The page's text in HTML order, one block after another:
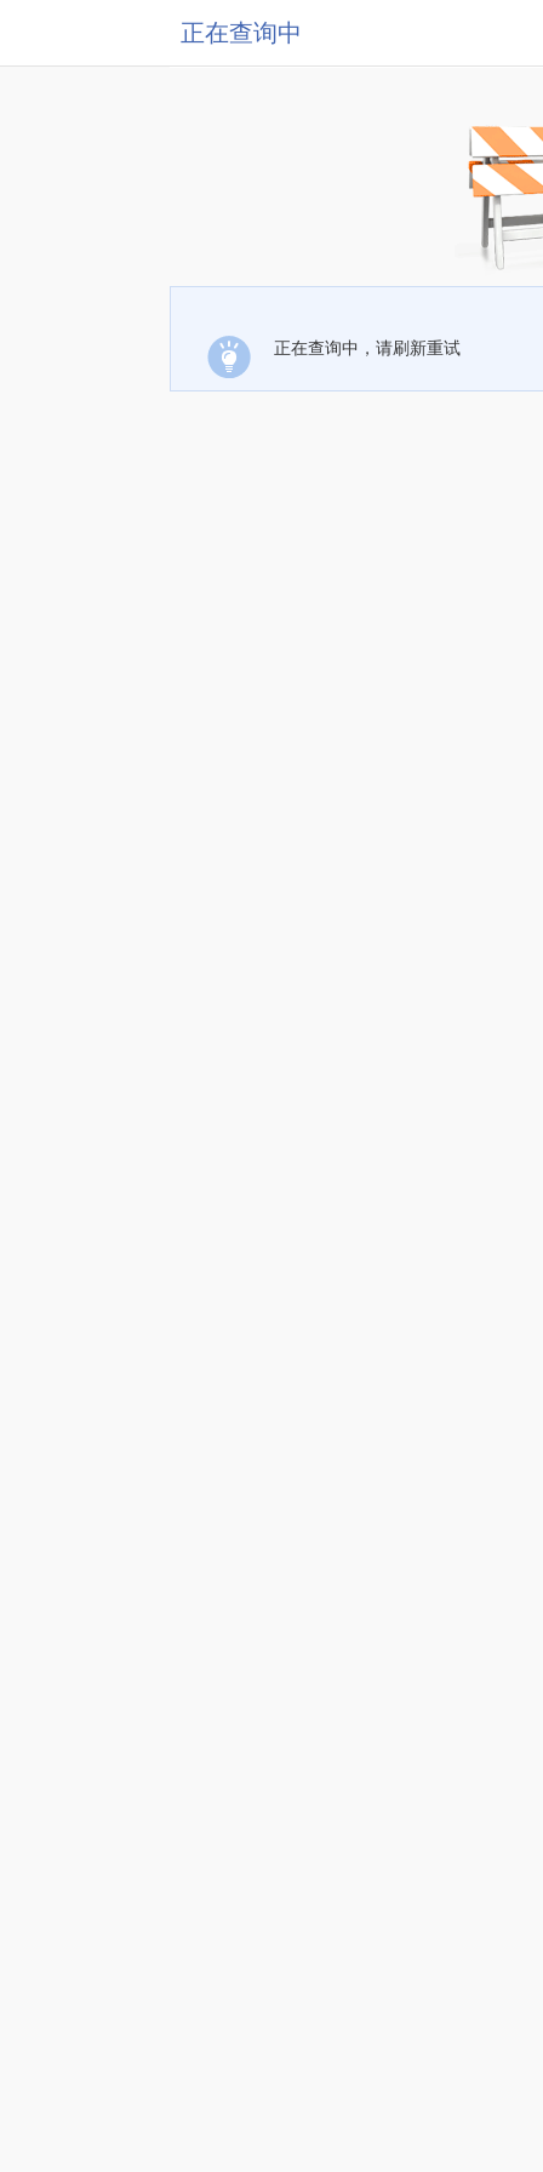
正在查询中
正在查询中，请刷新重试